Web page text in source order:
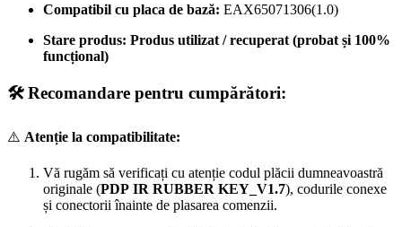
Compatibil cu placa de bază: EAX65071306(1.0)
Stare produs: Produs utilizat / recuperat (probat și 100%
funcțional)
🛠️ Recomandare pentru cumpărători:
⚠️ Atenție la compatibilitate:
Vă rugăm să verificați cu atenție codul plăcii dumneavoastră
originale (PDP IR RUBBER KEY_V1.7), codurile conexe
și conectorii înainte de plasarea comenzii.